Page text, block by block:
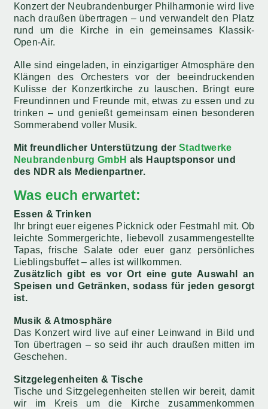
Konzert der Neubrandenburger Philharmonie wird live
nach draußen übertragen – und verwandelt den Platz
rund um die Kirche in ein gemeinsames Klassik-
Open-Air.
Alle sind eingeladen, in einzigartiger Atmosphäre den
Klängen des Orchesters vor der beeindruckenden
Kulisse der Konzertkirche zu lauschen. Bringt eure
Freundinnen und Freunde mit, etwas zu essen und zu
trinken – und genießt gemeinsam einen besonderen
Sommerabend voller Musik.
Mit freundlicher Unterstützung derStadtwerke
Neubrandenburg GmbH als Hauptsponsor und
des NDR als Medienpartner.
Was euch erwartet:
Essen & Trinken
Ihr bringt euer eigenes Picknick oder Festmahl mit. Ob
leichte Sommergerichte, liebevoll zusammengestellte
Tapas, frische Salate oder euer ganz persönliches
Lieblingsbuffet – alles ist willkommen.
Zusätzlich gibt es vor Ort eine gute Auswahl an
Speisen und Getränken, sodass für jeden gesorgt
ist.
Musik & Atmosphäre
Das Konzert wird live auf einer Leinwand in Bild und
Ton übertragen – so seid ihr auch draußen mitten im
Geschehen.
Sitzgelegenheiten & Tische
Tische und Sitzgelegenheiten stellen wir bereit, damit
wir im Kreis um die Kirche zusammenkommen